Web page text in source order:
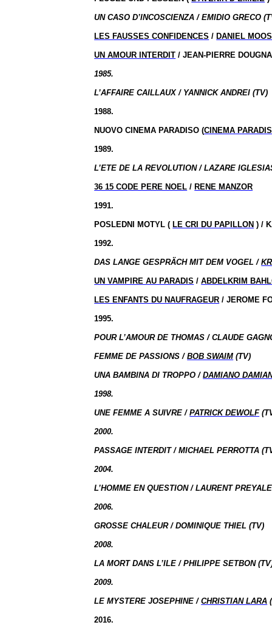
UN CASO D’INCOSCIENZA / EMIDIO GRECO
LES FAUSSES CONFIDENCES / DANIEL
UN AMOUR INTERDIT / JEAN-PIERRE
1985.
L’AFFAIRE CAILLAUX / YANNICK ANDREI (TV)
1988.
NUOVO CINEMA PARADISO (CINEMA
1989.
L’ETE DE LA REVOLUTION / LAZARE
36 15 CODE PERE NOEL / RENE MANZOR
1991.
POSLEDNI MOTYL ( LE CRI DU PAPILLON ) /
1992.
DAS LANGE GESPRÄCH MIT DEM VOGEL /
UN VAMPIRE AU PARADIS /ABDELKRIM
LES ENFANTS DU NAUFRAGEUR / JEROME
1995.
POUR L’AMOUR DE THOMAS / CLAUDE
FEMME DE PASSIONS /BOB SWAIM (TV)
UNA BAMBINA DI TROPPO /DAMIANO
1998.
UNE FEMME A SUIVRE /PATRICK DEWOLF
2000.
PASSAGE INTERDIT / MICHAEL PERROTTA
2004.
L’HOMME EN QUESTION / LAURENT
2006.
GROSSE CHALEUR / DOMINIQUE THIEL (TV)
2008.
LA MORT DANS L’ILE / PHILIPPE SETBON
2009.
LE MYSTERE JOSEPHINE /CHRISTIAN LARA
2016.